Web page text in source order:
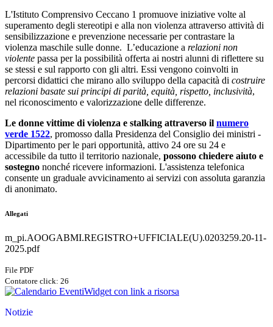
L'Istituto Comprensivo Ceccano 1 promuove iniziative volte al
superamento degli stereotipi e alla non violenza attraverso attività di
sensibilizzazione e prevenzione necessarie per contrastare la
violenza maschile sulle donne. L’educazione a relazioni non
violente passa per la possibilità offerta ai nostri alunni di riflettere su
se stessi e sul rapporto con gli altri. Essi vengono coinvolti in
percorsi didattici che mirano allo sviluppo della capacità di costruire
relazioni basate sui principi di parità, equità, rispetto, inclusività,
nel riconoscimento e valorizzazione delle differenze.
Le donne vittime di violenza e stalking attraverso il numero
verde 1522, promosso dalla Presidenza del Consiglio dei ministri -
Dipartimento per le pari opportunità, attivo 24 ore su 24 e
accessibile da tutto il territorio nazionale, possono chiedere aiuto e
sostegno nonché ricevere informazioni. L'assistenza telefonica
consente un graduale avvicinamento ai servizi con assoluta garanzia
di anonimato.
Allegati
m_pi.AOOGABMI.REGISTRO+UFFICIALE(U).0203259.20-11-
2025.pdf
File PDF
Contatore click: 26
Widget con link a risorsa
Notizie